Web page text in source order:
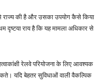
राज्य की है और उसका उपयोग कैसे किया
दृष्टया राय है कि यह मामला अधिकार से
रेलवे परियोजना के लिए आवश्यक
यदि बेहतर सुविधाओं वाली वैकल्पिक